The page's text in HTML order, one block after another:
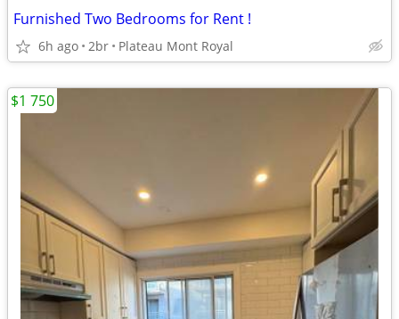
Furnished Two Bedrooms for Rent !
6h ago 2br Plateau Mont Royal
$1 750